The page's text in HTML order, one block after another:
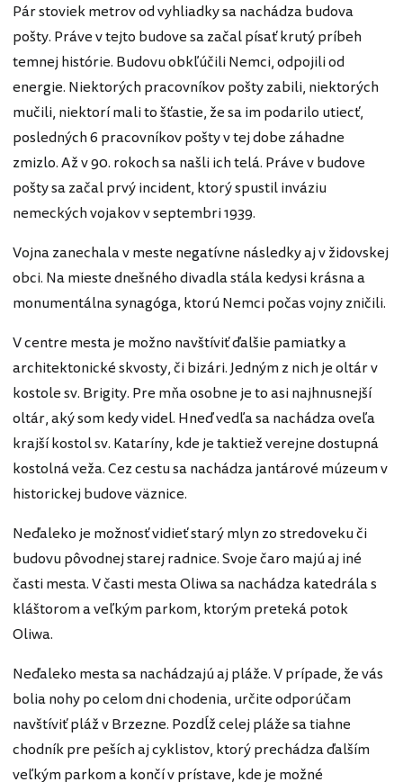
Pár stoviek metrov od vyhliadky sa nachádza budova
pošty. Práve v tejto budove sa začal písať krutý príbeh
temnej histórie. Budovu obkľúčili Nemci, odpojili od
energie. Niektorých pracovníkov pošty zabili, niektorých
mučili, niektorí mali to šťastie, že sa im podarilo utiecť,
posledných 6 pracovníkov pošty v tej dobe záhadne
zmizlo. Až v 90. rokoch sa našli ich telá. Práve v budove
pošty sa začal prvý incident, ktorý spustil inváziu
nemeckých vojakov v septembri 1939.
Vojna zanechala v meste negatívne následky aj v židovskej
obci. Na mieste dnešného divadla stála kedysi krásna a
monumentálna synagóga, ktorú Nemci počas vojny zničili.
V centre mesta je možno navštíviť ďalšie pamiatky a
architektonické skvosty, či bizári. Jedným z nich je oltár v
kostole sv. Brigity. Pre mňa osobne je to asi najhnusnejší
oltár, aký som kedy videl. Hneď vedľa sa nachádza oveľa
krajší kostol sv. Kataríny, kde je taktiež verejne dostupná
kostolná veža. Cez cestu sa nachádza jantárové múzeum v
historickej budove väznice.
Neďaleko je možnosť vidieť starý mlyn zo stredoveku či
budovu pôvodnej starej radnice. Svoje čaro majú aj iné
časti mesta. V časti mesta Oliwa sa nachádza katedrála s
kláštorom a veľkým parkom, ktorým preteká potok
Oliwa.
Neďaleko mesta sa nachádzajú aj pláže. V prípade, že vás
bolia nohy po celom dni chodenia, určite odporúčam
navštíviť pláž v Brzezne. Pozdĺž celej pláže sa tiahne
chodník pre peších aj cyklistov, ktorý prechádza ďalším
veľkým parkom a končí v prístave, kde je možné